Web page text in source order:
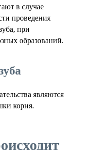
в случае
проведения
при
образований.
являются
корня.